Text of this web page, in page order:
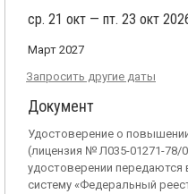
ср. 21 окт — пт. 23 окт
Март 2027
Запросить другие даты
Документ
Удостоверение о
(лицензия № Л035-01271-78/
удостоверении
систему «Федеральный